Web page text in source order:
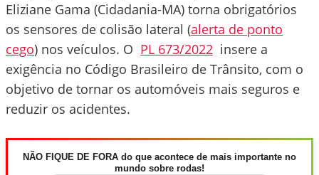
Eliziane Gama (Cidadania-MA) torna obrigatórios
os sensores de colisão lateral (alerta de ponto
cego) nos veículos. O PL 673/2022 insere a
exigência no Código Brasileiro de Trânsito, com o
objetivo de tornar os automóveis mais seguros e
reduzir os acidentes.
NÃO FIQUE DE FORA do que acontece de mais importante no
mundo sobre rodas!